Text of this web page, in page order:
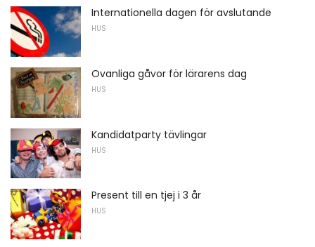
Internationella dagen för avslutande
HUS
Ovanliga gåvor för lärarens dag
HUS
Kandidatparty tävlingar
HUS
Present till en tjej i 3 år
HUS